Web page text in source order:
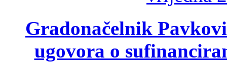
Gradonačelnik
ugovora o